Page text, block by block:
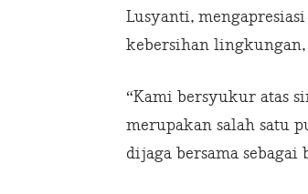
Lusyanti,
kebersihan lingkungan,
“Kami bersyukur atas
merupakan salah satu
dijaga bersama